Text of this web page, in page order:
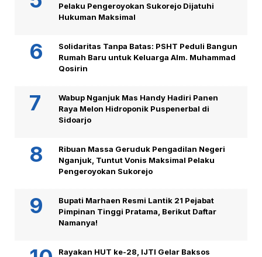
Pelaku Pengeroyokan Sukorejo Dijatuhi
Hukuman Maksimal
Solidaritas Tanpa Batas: PSHT Peduli Bangun
Rumah Baru untuk Keluarga Alm. Muhammad
Qosirin
Wabup Nganjuk Mas Handy Hadiri Panen
Raya Melon Hidroponik Puspenerbal di
Sidoarjo
Ribuan Massa Geruduk Pengadilan Negeri
Nganjuk, Tuntut Vonis Maksimal Pelaku
Pengeroyokan Sukorejo
Bupati Marhaen Resmi Lantik 21 Pejabat
Pimpinan Tinggi Pratama, Berikut Daftar
Namanya!
Rayakan HUT ke-28, IJTI Gelar Baksos